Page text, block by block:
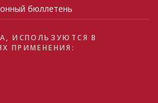
бюллетень
ИСПОЛЬЗУЮТСЯ В
ПРИМЕНЕНИЯ: